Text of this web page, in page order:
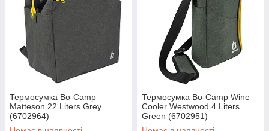
Термосумка Bo-Camp
Matteson 22 Liters Grey
(6702964)
Термосумка Bo-Camp Wine
Cooler Westwood 4 Liters
Green (6702951)